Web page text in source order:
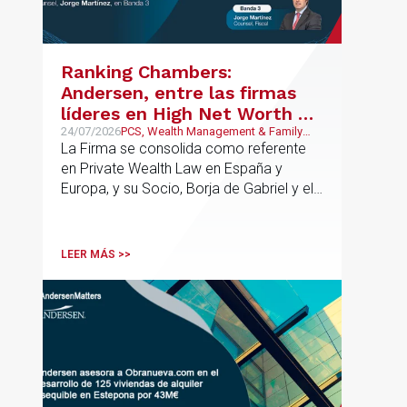
integrar el análisis jurídico, urbanístico y
contractual de los activos, anticipar
todas las fases de la operación.
Ranking Chambers:
Andersen, entre las firmas
líderes en High Net Worth en
España y Europa
24/07/2026PCS, Wealth Management & Family
Business
La Firma se consolida como referente
en Private Wealth Law en España y
Europa, y su Socio, Borja de Gabriel y el
profesionales clave del sector.
LEER MÁS >>